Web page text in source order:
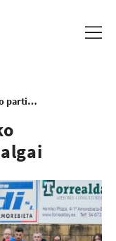
CD Eldenseren kontrako partidarako sarrerak salgai